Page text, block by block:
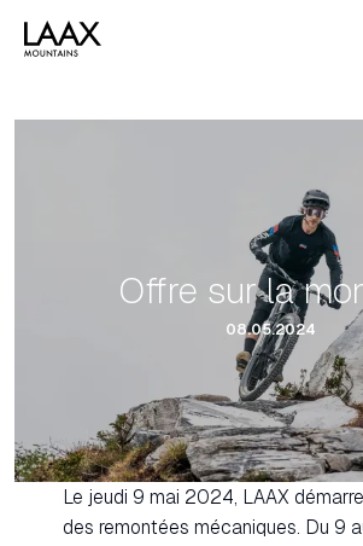
Offre sur la
08.05.2024
Le jeudi 9 mai 2024, LAAX
des remontées mécaniques. Du 9